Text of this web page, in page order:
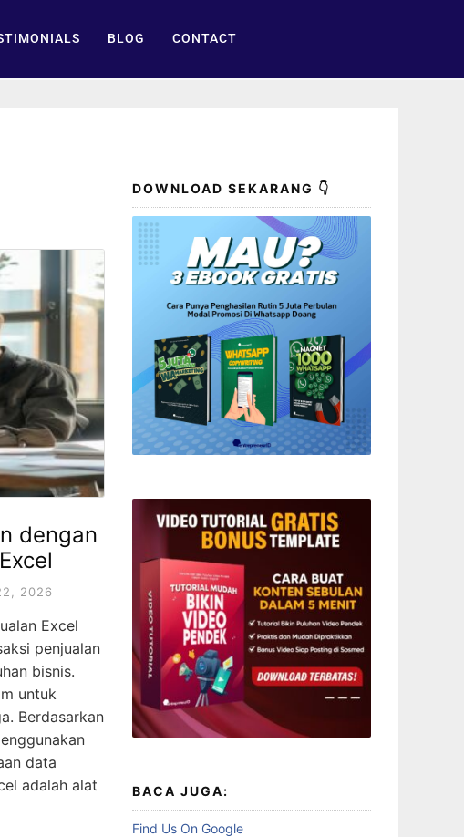
BLOG CONTACT
dengan
2026
Excel
penjualan
bisnis.
untuk
Berdasarkan
data
adalah alat
DOWNLOAD SEKARANG 👇
BACA JUGA:
Find Us On Google